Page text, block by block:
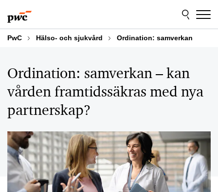
to
content
to
footer
PwC Hälso- och sjukvård Ordination: samverkan
Ordination: samverkan – kan
vården framtidssäkras med nya
partnerskap?